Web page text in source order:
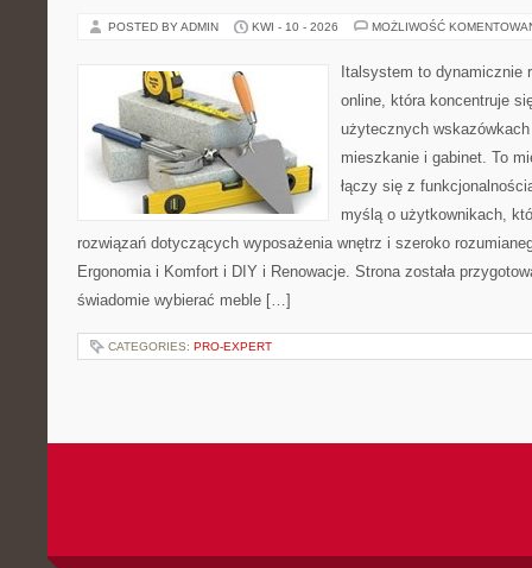
POSTED BY ADMIN KWI - 10 - 2026 MOŻLIWOŚĆ
Italsystem to dynamicznie
online, która koncentruje
użytecznych
mieszkanie i gabinet. To
łączy się z
myślą o użytkownikach,
rozwiązań dotyczących wyposażenia wnętrz i szeroko
Ergonomia i Komfort i DIY i Renowacje. Strona została
świadomie wybierać meble […]
CATEGORIES: PRO-EXPERT